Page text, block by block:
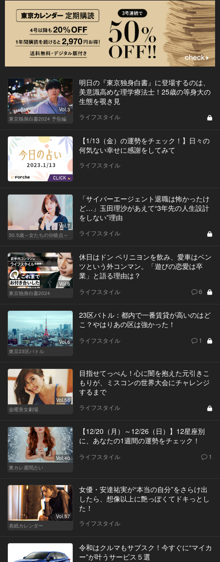
Vol.3
東京独身白書2024 予告編
明日の『東京独身白書』に登場するのは、
美意識高めな理学療法士！25歳の等身大の
生態を覗き見
ライフスタイル
【1/13（金）の運勢をチェック！】日々の
何気ない幸せに感謝をしてみて
ライフスタイル
Vol.7
30.5歳～女たちの分岐点～
「サイバーエージェント退職は怖かったけ
ど…」玉田理沙があえて“3年先の人生設計
をしない”理由
ライフスタイル
Vol.6
東京独身白書2024
休日はドン ペリニヨンを飲み、愛車はベン
ツという外コンマン。「遊びの恋愛は卒
業」と語る理由は？
ライフスタイル 6
Vol.6
東京23区バトル
23区バトル：都内で一番賃貸が高いのはど
こ？やはりあの区は強かった！
ライフスタイル 1
Vol.56
金曜美女劇場
目指せてっぺん！心に闇を抱えた元引きこ
もりが、ミスコンの世界大会にチャレンジ
するまで
ライフスタイル
Vol.40
東カレ週間占い
【12/20（月）～12/26（日）】12星座別
に、あなたの1週間の運勢をチェック！
ライフスタイル 1
Vol.57
表紙カレンダー
女優・安達祐実が“本当の自分”をさらけ出
したら、想像以上に艶っぽくてドキっとし
た！
ライフスタイル
令和はクルマもサブスク！今すぐに“マイカ
ー”が叶うサービス５選